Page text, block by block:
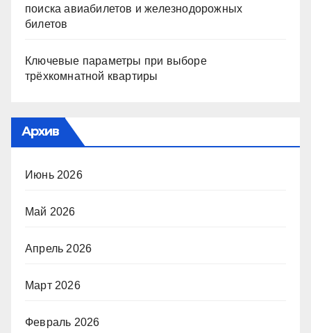
поиска авиабилетов и железнодорожных
билетов
Ключевые параметры при выборе
трёхкомнатной квартиры
Архив
Июнь 2026
Май 2026
Апрель 2026
Март 2026
Февраль 2026